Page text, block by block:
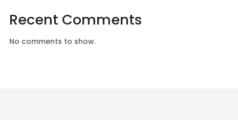
Recent Comments
No comments to show.